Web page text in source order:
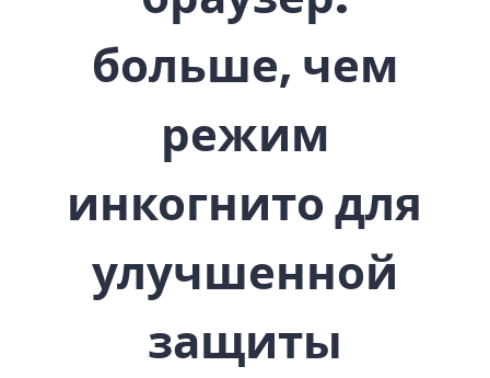
больше, чем
режим
инкогнито для
улучшенной
защиты